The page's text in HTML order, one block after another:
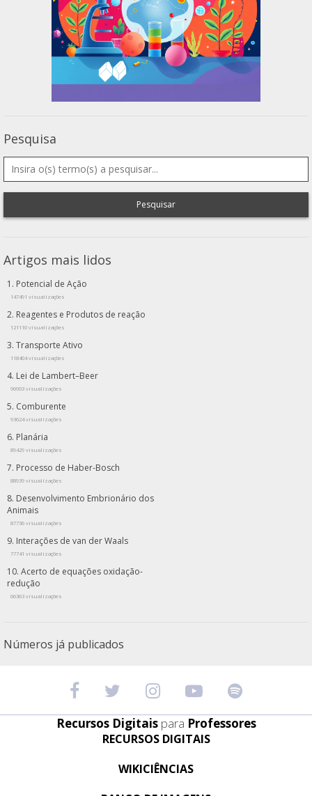
Pesquisa
Pesquisar
Artigos mais lidos
Potencial de Ação
147491 visualizações
Reagentes e Produtos de reação
121110 visualizações
Transporte Ativo
118404 visualizações
Lei de Lambert–Beer
96903 visualizações
Comburente
93624 visualizações
Planária
89429 visualizações
Processo de Haber-Bosch
88939 visualizações
Desenvolvimento Embrionário dos
Animais
87736 visualizações
Interações de van der Waals
77741 visualizações
Acerto de equações oxidação-
redução
66363 visualizações
Números já publicados
Recursos Digitais para Professores
RECURSOS DIGITAIS
WIKICIÊNCIAS